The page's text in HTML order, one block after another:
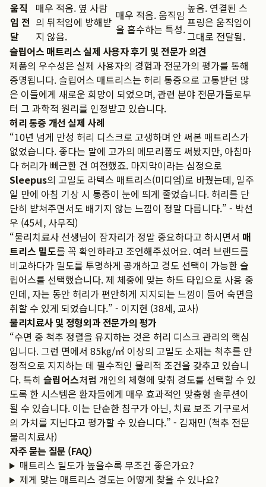
움직
임 전
달
매우 적음. 옆 사람
의 뒤척임에 방해받
지 않음.
매우 적음. 움직임
을 흡수하는 특성.
높음. 연결된 스
프링은 움직임이
그대로 전달됨.
슬립어스 매트리스 실제 사용자 후기 및 전문가 의견
제품의 우수성은 실제 사용자의 경험과 전문가의 평가를 통해
증명됩니다. 슬립어스 매트리스는 허리 통증으로 고통받던 많
은 이들에게 새로운 희망이 되었으며, 관련 분야 전문가들로부
터 그 과학적 원리를 인정받고 있습니다.
허리 통증 개선 실제 사례
“10년 넘게 만성 허리 디스크로 고생하며 안 써본 매트리스가
없었습니다. 좋다는 말에 고가의 메모리폼도 써봤지만, 아침마
다 허리가 뻐근한 건 여전했죠. 마지막이라는 심정으로
Sleepus의 고밀도 라텍스 매트리스(미디엄)로 바꿨는데, 일주
일 만에 아침 기상 시 통증이 눈에 띄게 줄었습니다. 허리를 단
단히 받쳐주면서도 배기지 않는 느낌이 정말 다릅니다.” - 박선
우 (45세, 사무직)
“물리치료사 선생님이 잠자리가 정말 중요하다고 하시면서 매
트리스 밀도를 꼭 확인하라고 조언해주셨어요. 여러 브랜드를
비교하다가 밀도를 투명하게 공개하고 경도 선택이 가능한 슬
립어스를 선택했습니다. 제 체중에 맞는 하드 타입으로 사용 중
인데, 자는 동안 허리가 편안하게 지지되는 느낌이 들어 숙면을
취할 수 있게 되었습니다.” - 이지현 (38세, 교사)
물리치료사 및 정형외과 전문가의 평가
“수면 중 척추 정렬을 유지하는 것은 허리 디스크 관리의 핵심
입니다. 그런 면에서 85kg/㎥ 이상의 고밀도 소재는 척추를 안
정적으로 지지하는 데 필수적인 물리적 조건을 갖추고 있습니
다. 특히 슬립어스처럼 개인의 체형에 맞춰 경도를 선택할 수 있
도록 한 시스템은 환자들에게 매우 효과적인 맞춤형 솔루션이
될 수 있습니다. 이는 단순한 침구가 아닌, 치료 보조 기구로서
의 가치를 지닌다고 평가할 수 있습니다.” - 김재민 (척추 전문
물리치료사)
자주 묻는 질문 (FAQ)
매트리스 밀도가 높을수록 무조건 좋은가요?
제게 맞는 매트리스 경도는 어떻게 찾을 수 있나요?